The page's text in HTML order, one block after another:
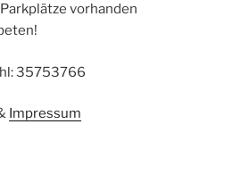
vorhanden
35753766
Impressum